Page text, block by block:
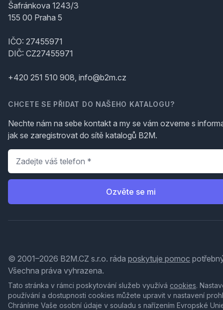
Šafránkova 1243/3
155 00 Praha 5
IČO: 27455971
DIČ: CZ27455971
+420 251 510 908, info@b2m.cz
CHCETE SE PŘIDAT DO NAŠEHO KATALOGU?
Nechte nám na sebe kontakt a my se vám ozveme s
jak se zaregistrovat do sítě katalogů B2M.
Telefon
Ozvěte se mi
© 2001–2026 B2M.CZ s.r.o. ráda poskytuje pomoc
Všechna práva vyhrazena.
Tato stránka v rámci poskytování služeb využívá cookies.
používání a dostupnosti cookies můžete upravit v nastavení
Chráníme Vaše osobní údaje v souladu s nařízením Evropské